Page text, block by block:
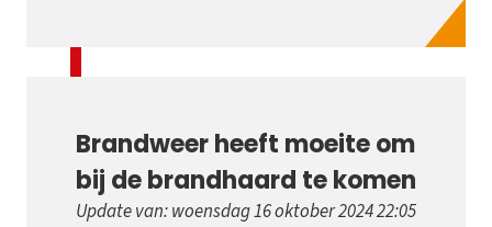
Brandweer heeft moeite om
bij de brandhaard te komen
Update van: woensdag 16 oktober 2024 22:05